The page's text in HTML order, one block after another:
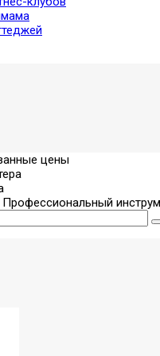
цены
Профессиональный